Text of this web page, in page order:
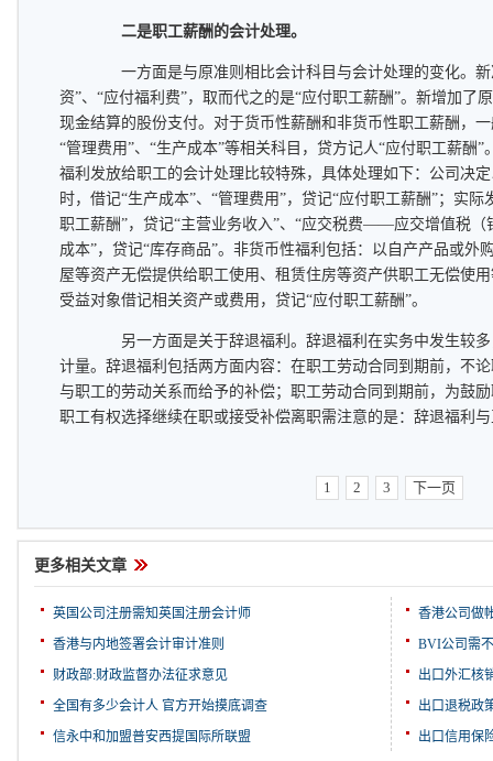
二是职工薪酬的会计处理。
一方面是与原准则相比会计科目与会计处理的变化。新
资”、“应付福利费”，取而代之的是“应付职工薪酬”。新增加了
现金结算的股份支付。对于货币性薪酬和非货币性职工薪酬，
“管理费用”、“生产成本”等相关科目，贷方记人“应付职工薪酬
福利发放给职工的会计处理比较特殊，具体处理如下：公司决
时，借记“生产成本”、“管理费用”，贷记“应付职工薪酬”；实
职工薪酬”，贷记“主营业务收入”、“应交税费——应交增值税（
成本”，贷记“库存商品”。非货币性福利包括：以自产产品或外
屋等资产无偿提供给职工使用、租赁住房等资产供职工无偿使
受益对象借记相关资产或费用，贷记“应付职工薪酬”。
另一方面是关于辞退福利。辞退福利在实务中发生较多
计量。辞退福利包括两方面内容：在职工劳动合同到期前，不
与职工的劳动关系而给予的补偿；职工劳动合同到期前，为鼓
职工有权选择继续在职或接受补偿离职需注意的是：辞退福利
1 2 3 下一页
更多相关文章
英国公司注册需知英国注册会计师
香港与内地签署会计审计准则
财政部:财政监督办法征求意见
全国有多少会计人 官方开始摸底调查
信永中和加盟普安西提国际所联盟
香港公司做
BVI公司需
出口外汇核
出口退税政
出口信用保